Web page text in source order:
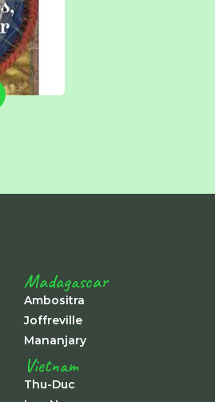
Madagascar
Ambositra
Joffreville
Mananjary
Vietnam
Thu-Duc